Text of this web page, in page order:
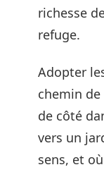
richesse
refuge.
Adopter
chemin de
de côté
vers un
sens, et